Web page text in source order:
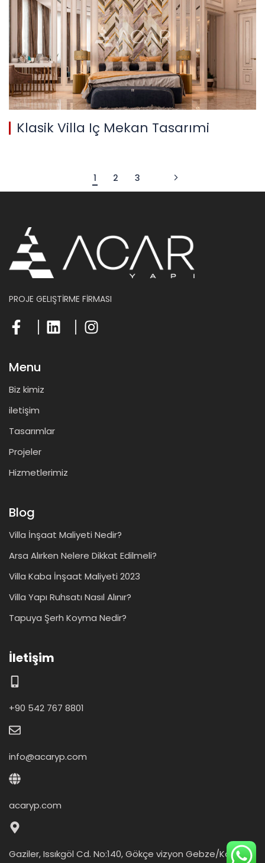
Klasik Villa Iç Mekan Tasarımi
1 2 3
PROJE GELIŞTİRME FİRMASI
Menu
Biz kimiz
iletişim
Tasarımlar
Projeler
Hizmetlerimiz
Blog
Villa İnşaat Maliyeti Nedir?
Arsa Alırken Nelere Dikkat Edilmeli?
Villa Kaba İnşaat Maliyeti 2023
Villa Yapı Ruhsatı Nasıl Alınır?
Tapuya Şerh Koyma Nedir?
İletişim
+90 542 767 8801
info@acaryp.com
acaryp.com
Gaziler, Issıkgöl Cd. No:140, Gökçe vizyon Gebze/Kocaeli